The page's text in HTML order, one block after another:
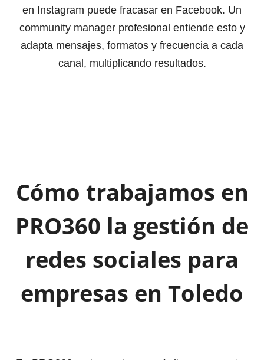
en Instagram puede fracasar en Facebook. Un
community manager profesional entiende esto y
adapta mensajes, formatos y frecuencia a cada
canal, multiplicando resultados.
Cómo trabajamos en
PRO360 la gestión de
redes sociales para
empresas en Toledo